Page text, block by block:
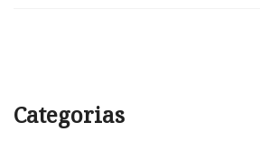
Categorias